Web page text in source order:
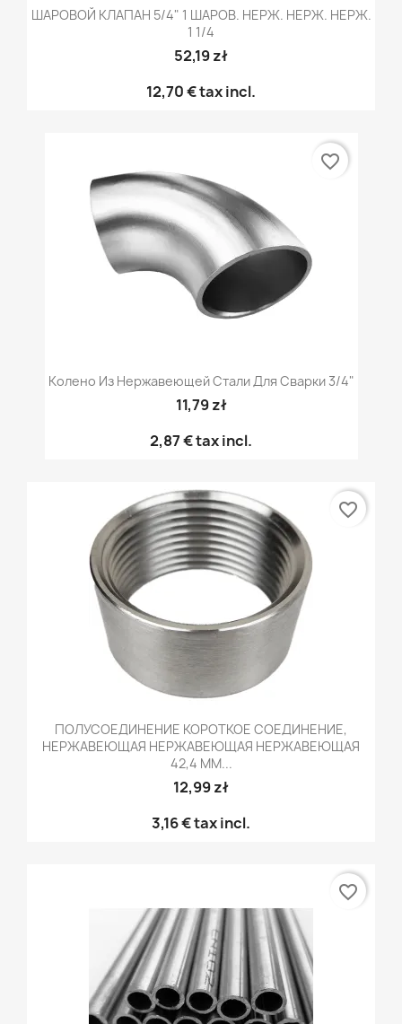
ШАРОВОЙ КЛАПАН 5/4" 1 ШАРОВ. НЕРЖ. НЕРЖ. НЕРЖ.
1 1/4
52,19 zł
12,70 €tax incl.
Колено Из Нержавеющей Стали Для Сварки 3/4"
11,79 zł
2,87 €tax incl.
favorite_border
ПОЛУСОЕДИНЕНИЕ КОРОТКОЕ СОЕДИНЕНИЕ,
НЕРЖАВЕЮЩАЯ НЕРЖАВЕЮЩАЯ НЕРЖАВЕЮЩАЯ
42,4 ММ...
12,99 zł
3,16 €tax incl.
favorite_border
favorite_border